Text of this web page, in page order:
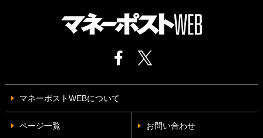
マネーポストWEBについて
ページ一覧 お問い合わせ